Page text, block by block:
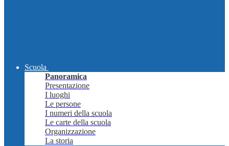
Scuola
Panoramica
Presentazione
I luoghi
Le persone
I numeri della scuola
Le carte della scuola
Organizzazione
La storia